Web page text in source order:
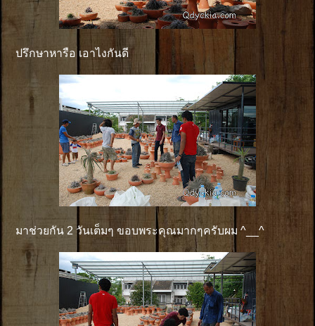
ปรึกษาหารือ เอาไงกันดี
มาช่วยกัน 2 วันเต็มๆ ขอบพระคุณมากๆครับผม ^__^